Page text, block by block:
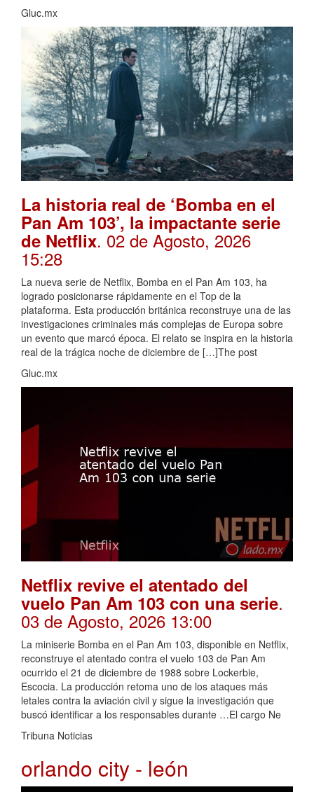
Gluc.mx
La historia real de ‘Bomba en el
Pan Am 103’, la impactante serie
de Netflix. 02 de Agosto, 2026
15:28
La nueva serie de Netflix, Bomba en el Pan Am 103, ha
logrado posicionarse rápidamente en el Top de la
plataforma. Esta producción británica reconstruye una de las
investigaciones criminales más complejas de Europa sobre
un evento que marcó época. El relato se inspira en la historia
real de la trágica noche de diciembre de […]The post
Gluc.mx
Netflix revive el atentado del
vuelo Pan Am 103 con una serie.
03 de Agosto, 2026 13:00
La miniserie Bomba en el Pan Am 103, disponible en Netflix,
reconstruye el atentado contra el vuelo 103 de Pan Am
ocurrido el 21 de diciembre de 1988 sobre Lockerbie,
Escocia. La producción retoma uno de los ataques más
letales contra la aviación civil y sigue la investigación que
buscó identificar a los responsables durante …El cargo Ne
Tribuna Noticias
orlando city - león